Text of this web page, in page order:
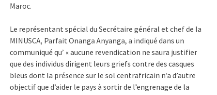
Maroc.
Le représentant spécial du Secrétaire général et chef de la
MINUSCA, Parfait Onanga Anyanga, a indiqué dans un
communiqué qu’ « aucune revendication ne saura justifier
que des individus dirigent leurs griefs contre des casques
bleus dont la présence sur le sol centrafricain n’a d’autre
objectif que d’aider le pays à sortir de l’engrenage de la